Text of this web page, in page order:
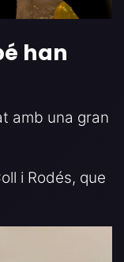
han
amb una gran
i Rodés, que